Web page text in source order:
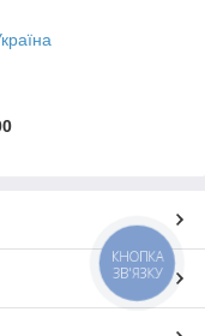
КНОПКА
ЗВ'ЯЗКУ